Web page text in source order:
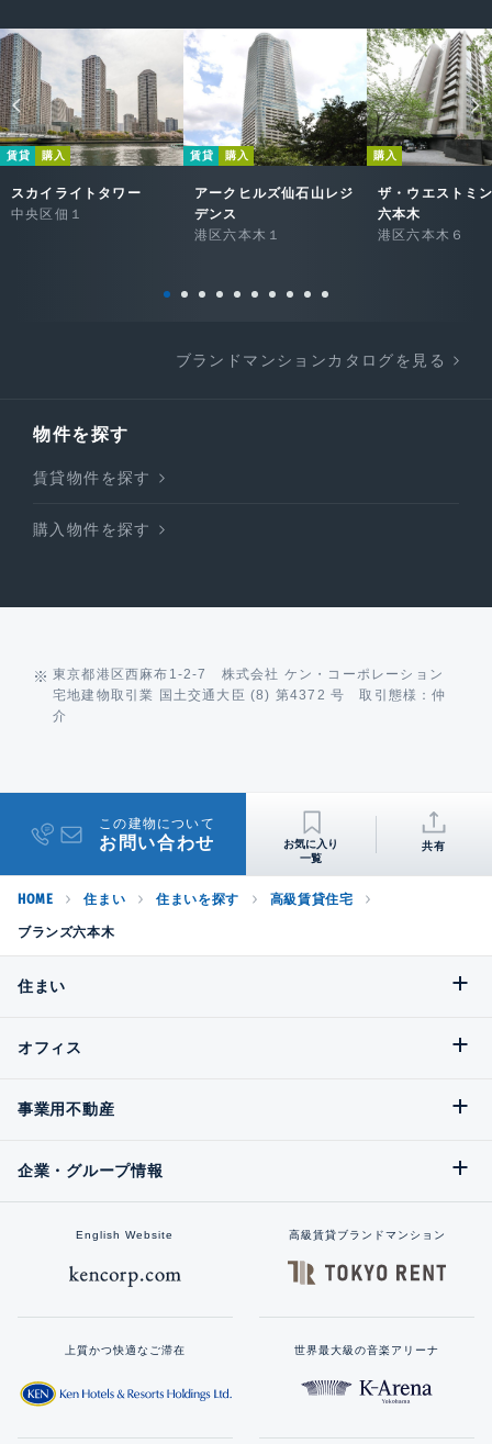
賃貸 購入
スカイライトタワー
中央区佃１
賃貸 購入
アークヒルズ仙石山レジ
デンス
港区六本木１
購入
ザ・ウエストミ
六本木
港区六本木６
ブランドマンションカタログを見る
物件を探す
賃貸物件を探す
購入物件を探す
東京都港区西麻布1-2-7 株式会社 ケン・コーポレーション
宅地建物取引業 国土交通大臣 (8) 第4372 号 取引態様：仲
介
この建物について
お問い合わせ 共有
HOME 住まい 住まいを探す 高級賃貸住宅
ブランズ六本木
住まい
オフィス
事業用不動産
企業・グループ情報
English Website 高級賃貸ブランドマンション
上質かつ快適なご滞在 世界最大級の音楽アリーナ